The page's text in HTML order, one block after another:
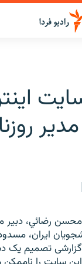
با محسن رضائي،
ایران،
تصمیم یک